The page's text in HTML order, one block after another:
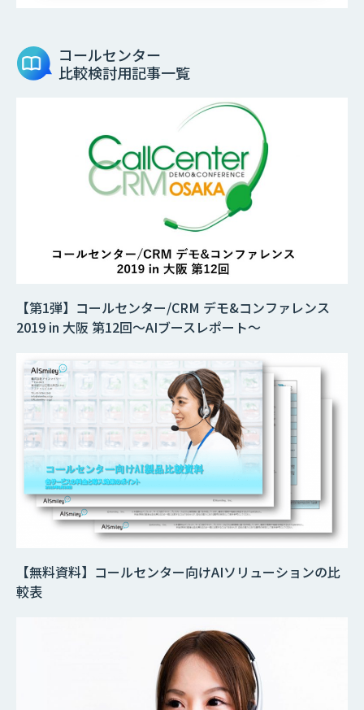
コールセンター
比較検討用記事一覧
【第1弾】コールセンター/CRM デモ&コンファレンス
2019 in 大阪 第12回～AIブースレポート～
【無料資料】コールセンター向けAIソリューションの比
較表